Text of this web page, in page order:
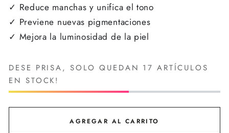
venta
✓ Reduce manchas y unifica el tono
✓ Previene nuevas pigmentaciones
✓ Mejora la luminosidad de la piel
DESE PRISA, SOLO QUEDAN 17 ARTÍCULOS
EN STOCK!
AGREGAR AL CARRITO